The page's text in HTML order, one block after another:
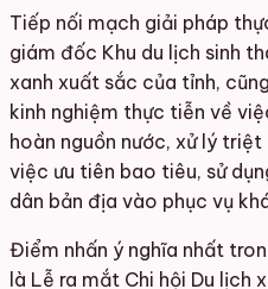
Tiếp nối mạch giải pháp
giám đốc Khu du lịch sinh
xanh xuất sắc của tỉnh,
kinh nghiệm thực tiễn về
hoàn nguồn nước, xử lý
việc ưu tiên bao tiêu, sử
dân bản địa vào phục vụ
Điểm nhấn ý nghĩa nhất
là Lễ ra mắt Chi hội Du lịch